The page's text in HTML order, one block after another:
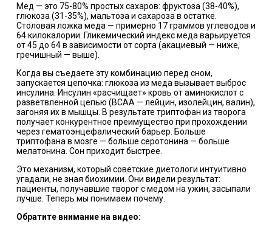
Мед — это 75-80% простых сахаров: фруктоза (38-40%),
глюкоза (31-35%), мальтоза и сахароза в остатке.
Столовая ложка меда — примерно 17 граммов углеводов и
64 килокалории. Гликемический индекс меда варьируется
от 45 до 64 в зависимости от сорта (акациевый — ниже,
гречишный — выше).
Когда вы съедаете эту комбинацию перед сном,
запускается цепочка: глюкоза из меда вызывает выброс
инсулина. Инсулин «расчищает» кровь от аминокислот с
разветвленной цепью (BCAA — лейцин, изолейцин, валин),
загоняя их в мышцы. В результате триптофан из творога
получает конкурентное преимущество при прохождении
через гематоэнцефалический барьер. Больше
триптофана в мозге — больше серотонина — больше
мелатонина. Сон приходит быстрее.
Это механизм, который советские диетологи интуитивно
угадали, не зная биохимии. Они видели результат:
пациенты, получавшие творог с медом на ужин, засыпали
лучше. Теперь мы понимаем почему.
Обратите внимание на видео: